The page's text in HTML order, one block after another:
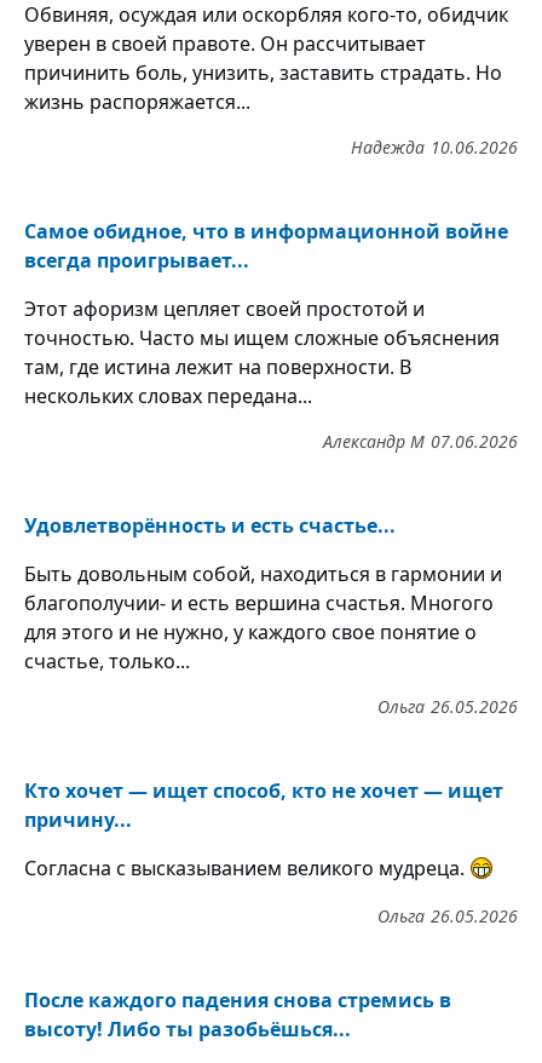
Обвиняя, осуждая или оскорбляя кого-то, обидчик
уверен в своей правоте. Он рассчитывает
причинить боль, унизить, заставить страдать. Но
жизнь распоряжается...
10.06.2026
Надежда
Самое обидное, что в информационной войне
всегда проигрывает...
Этот афоризм цепляет своей простотой и
точностью. Часто мы ищем сложные объяснения
там, где истина лежит на поверхности. В
нескольких словах передана...
07.06.2026
Александр М
Удовлетворённость и есть счастье...
Быть довольным собой, находиться в гармонии и
благополучии- и есть вершина счастья. Многого
для этого и не нужно, у каждого свое понятие о
счастье, только...
26.05.2026
Ольга
Кто хочет — ищет способ, кто не хочет — ищет
причину...
Согласна с высказыванием великого мудреца.
26.05.2026
Ольга
После каждого падения снова стремись в
высоту! Либо ты разобьёшься...